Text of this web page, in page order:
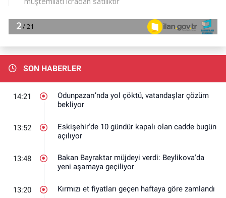
SON HABERLER
14:21
Odunpazarı’nda yol çöktü, vatandaşlar çözüm
bekliyor
13:52
Eskişehir'de 10 gündür kapalı olan cadde bugün
açılıyor
13:48
Bakan Bayraktar müjdeyi verdi: Beylikova'da
yeni aşamaya geçiliyor
13:20 Kırmızı et fiyatları geçen haftaya göre zamlandı